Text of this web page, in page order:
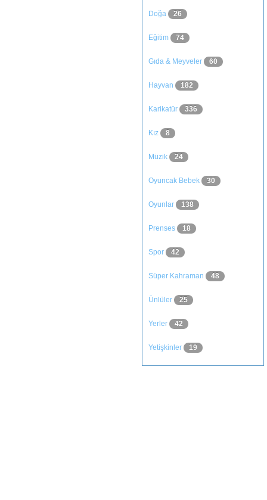
Doğa 26
Eğitim 74
Gıda & Meyveler 60
Hayvan 182
Karikatür 336
Kız 8
Müzik 24
Oyuncak Bebek 30
Oyunlar 138
Prenses 18
Spor 42
Süper Kahraman 48
Ünlüler 25
Yerler 42
Yetişkinler 19